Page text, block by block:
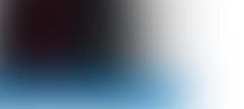
LAURA PICAVEZ